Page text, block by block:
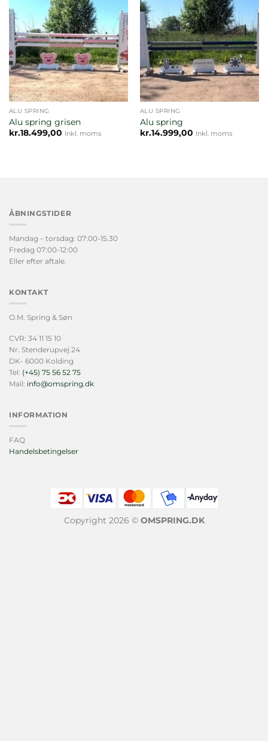
ALU SPRING
Alu spring grisen
kr.18.499,00 Inkl. moms
ALU SPRING
Alu spring
kr.14.999,00 Inkl. moms
ÅBNINGSTIDER
Mandag – torsdag: 07:00-15.30
Fredag 07:00-12:00
Eller efter aftale.
KONTAKT
O.M. Spring & Søn
CVR: 34 11 15 10
Nr. Stenderupvej 24
DK- 6000 Kolding
Tel: (+45) 75 56 52 75
Mail: info@omspring.dk
INFORMATION
FAQ
Handelsbetingelser
Copyright 2026 © OMSPRING.DK